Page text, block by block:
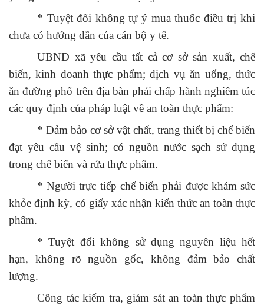
* Tuyệt đối không tự ý mua thuốc điều trị khi
chưa có hướng dẫn của cán bộ y tế.
UBND xã yêu cầu tất cả cơ sở sản xuất, chế
biến, kinh doanh thực phẩm; dịch vụ ăn uống, thức
ăn đường phố trên địa bàn phải chấp hành nghiêm túc
các quy định của pháp luật về an toàn thực phẩm:
* Đảm bảo cơ sở vật chất, trang thiết bị chế biến
đạt yêu cầu vệ sinh; có nguồn nước sạch sử dụng
trong chế biến và rửa thực phẩm.
* Người trực tiếp chế biến phải được khám sức
khỏe định kỳ, có giấy xác nhận kiến thức an toàn thực
phẩm.
* Tuyệt đối không sử dụng nguyên liệu hết
hạn, không rõ nguồn gốc, không đảm bảo chất
lượng.
Công tác kiểm tra, giám sát an toàn thực phẩm